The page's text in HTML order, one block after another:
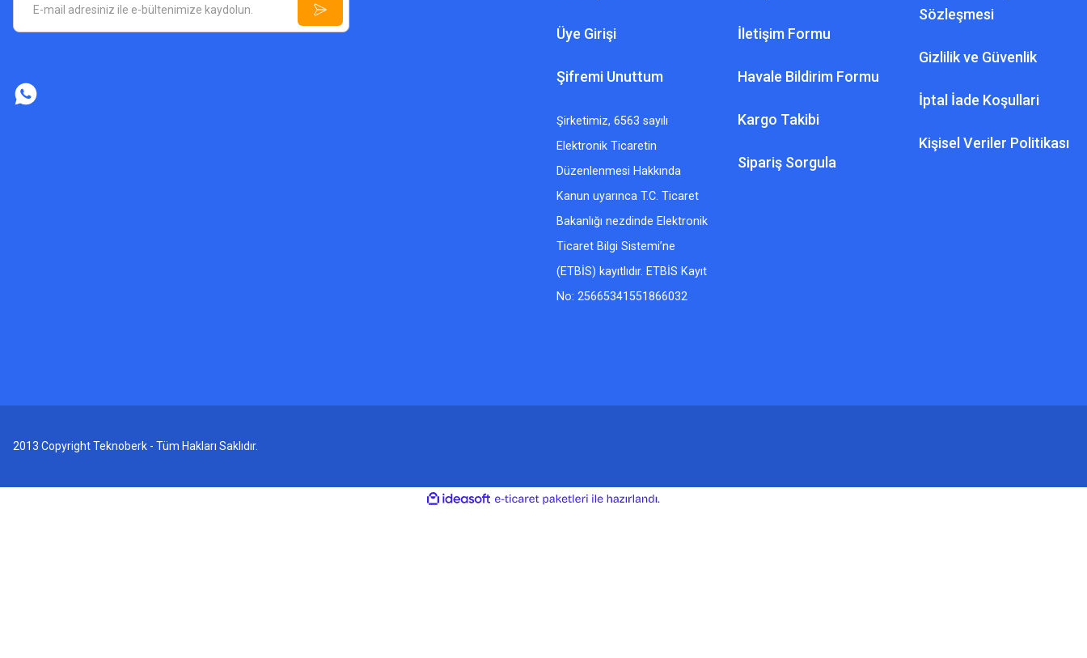
Üye Girişi
Şifremi Unuttum
Şirketimiz, 6563 sayılı
Elektronik Ticaretin
Düzenlenmesi Hakkında
Kanun uyarınca T.C. Ticaret
Bakanlığı nezdinde Elektronik
Ticaret Bilgi Sistemi’ne
(ETBİS) kayıtlıdır. ETBİS Kayıt
No: 25665341551866032
İletişim Formu
Havale Bildirim Formu
Kargo Takibi
Sipariş Sorgula
Sözleşmesi
Gizlilik ve Güvenlik
İptal İade Koşullari
Kişisel Veriler Politikası
2013 Copyright Teknoberk - Tüm Hakları Saklıdır.
ideasoft
e-